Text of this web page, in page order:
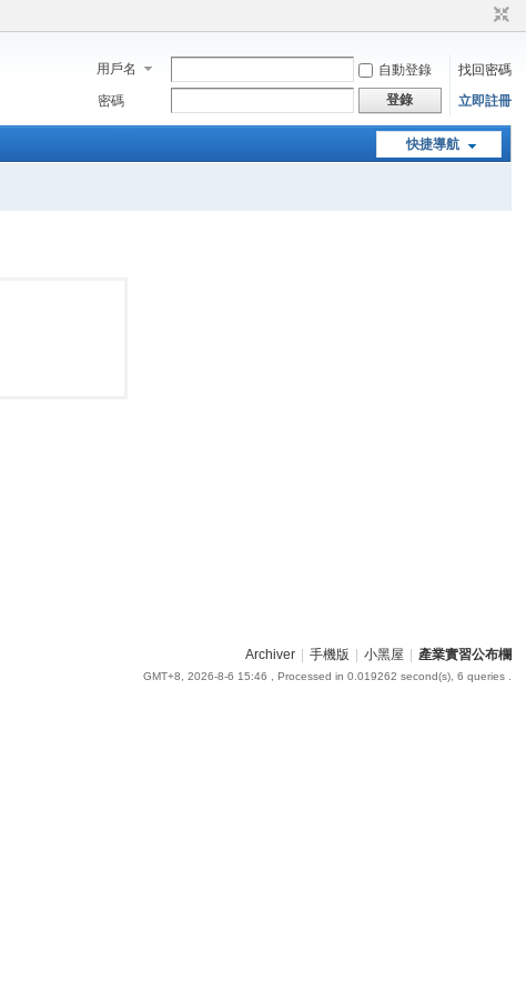
用戶名 自動登錄
找回密碼
密碼
登錄 立即註冊
快捷導航
Archiver 手機版 小黑屋 產業實習公布欄
GMT+8, 2026-8-6 15:46 , Processed in 0.019262 second(s), 6 queries .